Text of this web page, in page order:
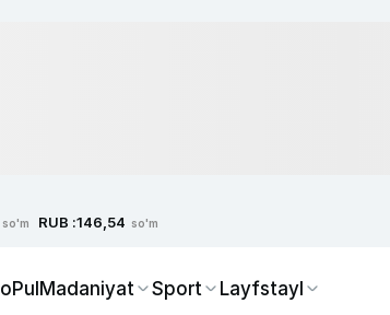
so'm RUB :146,54 so'm
PulMadaniyat Sport Layfstayl